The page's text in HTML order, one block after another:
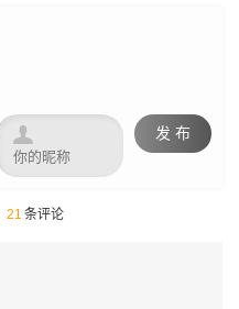
发 布

21 条评论